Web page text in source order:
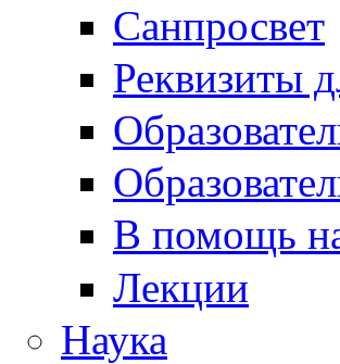
Санпросвет
Реквизиты
В помощь
Лекции
Наука